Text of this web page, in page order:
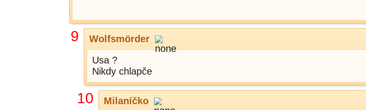
9 Wolfsmörder
Usa ?
Nikdy chlapče
10 Milaníčko